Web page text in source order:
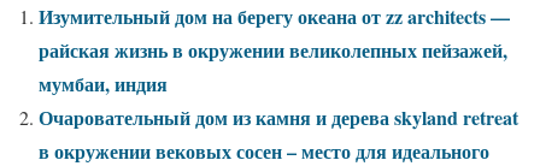
Изумительный дом на берегу океана от zz architects —
райская жизнь в окружении великолепных пейзажей,
мумбаи, индия
Очаровательный дом из камня и дерева skyland retreat
в окружении вековых сосен – место для идеального